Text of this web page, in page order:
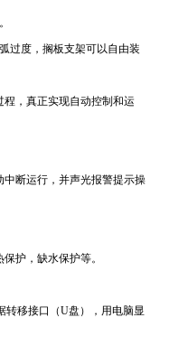
过度，搁板支架可以自由装
程，真正实现自动控制和运
断运行，并声光报警提示操
护，缺水保护等。
转移接口（U盘），用电脑显